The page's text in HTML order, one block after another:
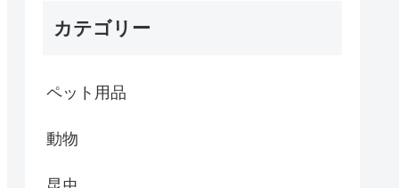
カテゴリー
ペット用品
動物